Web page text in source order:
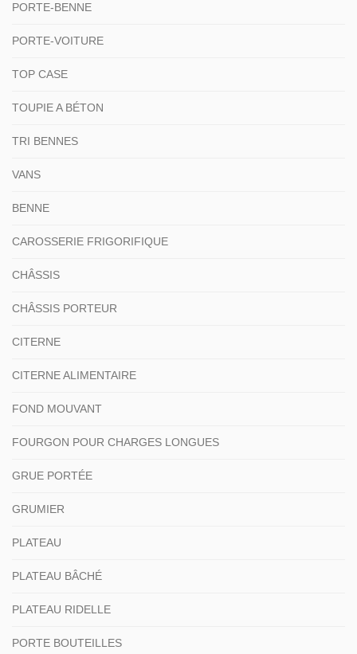
PORTE-BENNE
PORTE-VOITURE
TOP CASE
TOUPIE A BÉTON
TRI BENNES
VANS
BENNE
CAROSSERIE FRIGORIFIQUE
CHÂSSIS
CHÂSSIS PORTEUR
CITERNE
CITERNE ALIMENTAIRE
FOND MOUVANT
FOURGON POUR CHARGES LONGUES
GRUE PORTÉE
GRUMIER
PLATEAU
PLATEAU BÂCHÉ
PLATEAU RIDELLE
PORTE BOUTEILLES